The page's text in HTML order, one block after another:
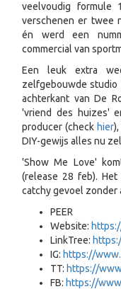
veelvoudig formule
verschenen er twee
én werd een
commercial van
Een leuk extra
zelfgebouwde studio
achterkant van De
'vriend des huizes'
producer (check hier
DIY-gewijs alles nu
'Show Me Love'
(release 28 feb).
catchy gevoel zonder
PEER
Website:
LinkTree:
IG: https://
TT: https://
FB: https://